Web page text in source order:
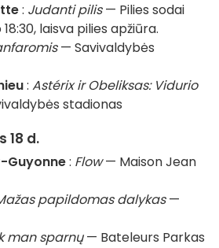
: Judanti pilis— Pilies sodai
laisva pilies apžiūra.
— Savivaldybės
: Astérix ir Obeliksas: Vidurio
stadionas
18 d.
Guyonne: Flow— Maison Jean
papildomas dalykas—
man sparnų— Bateleurs Parkas